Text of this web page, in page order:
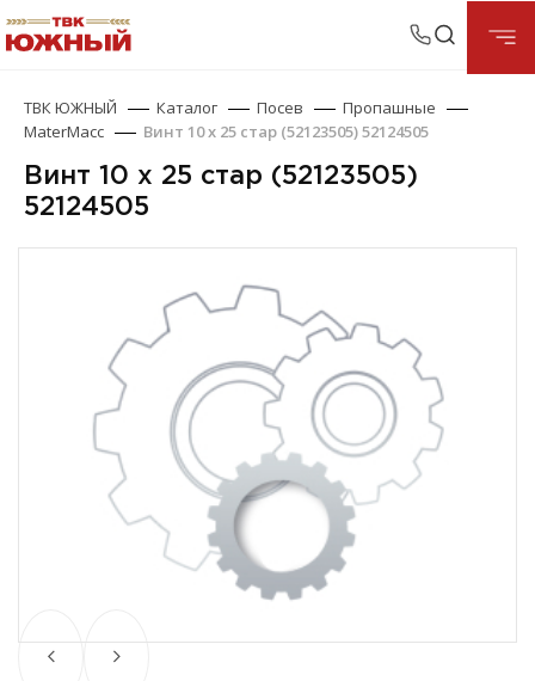
ТВК ЮЖНЫЙ Каталог Посев
Пропашные
MaterMacc
Винт 10 х 25 стар (52123505) 52124505
Винт 10 х 25 стар (52123505)
52124505